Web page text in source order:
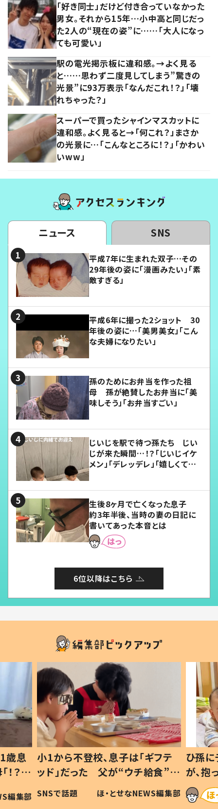
「好き同士」だけど付き合っていなかった
男女。それから15年…小中高と同じだっ
た2人の“現在の姿”に……「大人になっ
ても可愛い」
駅の電光掲示板に違和感。→よく見る
と……思わず二度見してしまう”驚きの
光景”に93万表示「なんだこれ！？」「壊
れちゃった？」
スーパーで買ったシャインマスカットに
違和感。よく見ると→「何これ？」まさか
の光景に…「こんなところに！？」「かわい
いww」
ニュース SNS
平成7年に生まれた双子…その
29年後の姿に「漫画みたい」「素
敵すぎる」
平成6年に撮った2ショット 30
年後の姿に…「美男美女」「こん
な夫婦になりたい」
孫のためにお弁当を作った祖
母 孫が絶賛したお弁当に「美
味しそう」「お弁当すごい」
じいじを駅で待つ孫たち じい
じが来た瞬間…！？「じいじイケ
メン」「デレッデレ」「嬉しくて可
生後8ヶ月で亡くなった息子
約3年半後、当時の妻の日記に
書いてあった本音とは
6位以降はこちら
歳息
？」
編集部
小1から不登校、息子は「ギフテ
ッド」だった 父が“ウチ給食”を
作り続ける理由とは #令和の親
#令和の子
SNSで話題 ほ・とせなNEWS編集部
ひ孫
が、
「涙が
い」